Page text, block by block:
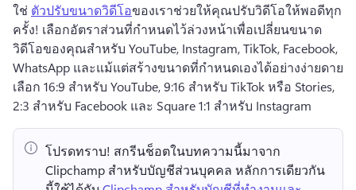
ใช่ ตัวปรับขนาดวิดีโอของเราช่วยให้คุณปรับวิดีโอให้พอดีทุก
ครั้ง! เลือกอัตราส่วนที่กำหนดไว้ล่วงหน้าเพื่อเปลี่ยนขนาด
วิดีโอของคุณสำหรับ YouTube, Instagram, TikTok, Facebook,
WhatsApp และแม้แต่สร้างขนาดที่กำหนดเองได้อย่างง่ายดาย
เลือก 16:9 สำหรับ YouTube, 9:16 สำหรับ TikTok หรือ Stories,
2:3 สำหรับ Facebook และ Square 1:1 สำหรับ Instagram
โปรดทราบ! สกรีนช็อตในบทความนี้มาจาก
Clipchamp สำหรับบัญชีส่วนบุคคล หลักการเดียวกัน